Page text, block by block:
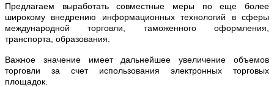
Предлагаем выработать совместные меры по еще более
широкому внедрению информационных технологий в сферы
международной торговли, таможенного оформления,
транспорта, образования.
Важное значение имеет дальнейшее увеличение объемов
торговли за счет использования электронных торговых
площадок.